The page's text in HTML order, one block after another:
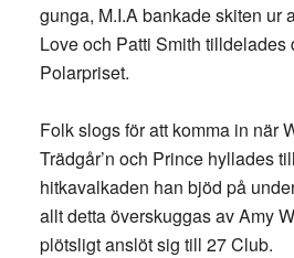
gunga, M.I.A bankade skiten ur
Love och Patti Smith tilldelades
Polarpriset.
Folk slogs för att komma in när
Trädgår’n och Prince hyllades
hitkavalkaden han bjöd på
allt detta överskuggas av Amy
plötsligt anslöt sig till 27 Club.